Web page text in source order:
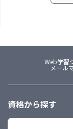
Web学習
メール
資格から探す